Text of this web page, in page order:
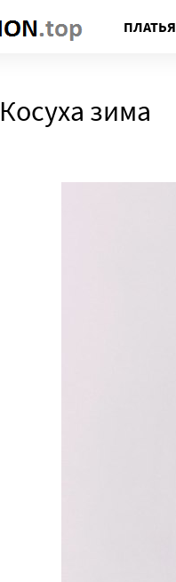
ПЛАТЬЯ
Косуха зима